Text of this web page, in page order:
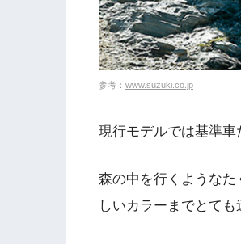
参考： www.suzuki.co.jp
現行モデルでは基準車
森の中を行くような
しいカラーまでとても